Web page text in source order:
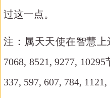
过这一点。
注：属天天使在智慧
7068, 8521, 9277,
337, 597, 607, 784,